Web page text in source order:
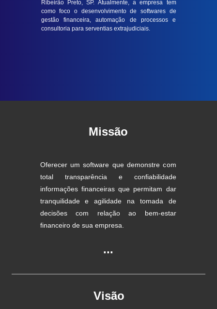
Ribeirão Preto, SP. Atualmente, a empresa tem
como foco o desenvolvimento de softwares de
gestão financeira, automação de processos e
consultoria para serventias extrajudiciais.
Missão
Oferecer um software que demonstre com
total transparência e confiabilidade
informações financeiras que permitam dar
tranquilidade e agilidade na tomada de
decisões com relação ao bem-estar
financeiro de sua empresa.
...
Visão